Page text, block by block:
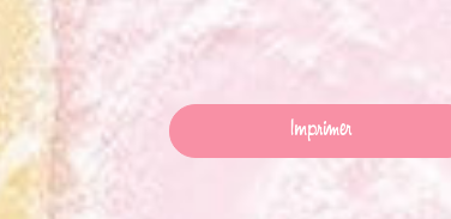
Imprimer